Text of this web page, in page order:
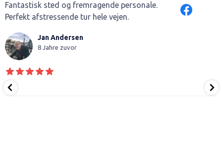
Fantastisk sted og fremragende personale.
Perfekt afstressende tur hele vejen.
Jan Andersen
8 Jahre zuvor